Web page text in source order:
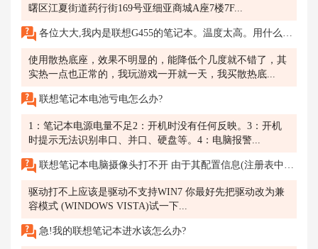
曙区江夏街道药行街169号亚细亚商城A座7楼7F...
各位大大,我内是联想G455的笔记本。温度太高。用什么散热板好啊。不能太贵的。
使用散热底座，效果不明显的，能降低个几度就不错了，其
实热一点也正常的，我玩游戏一开就一天，我买散热底...
联想笔记本电池亏电怎么办?
1：笔记本电源电量不足2：开机时没有任何反映。3：开机
时提示无法识别串口、并口、硬盘等。4：电脑报警...
联想笔记本电脑摄像头打不开 由于其配置信息(注册表中的)不完整或已破损找不到rehedit
驱动打不上应该是驱动不支持WIN7 你最好先把驱动改为兼
容模式 (WINDOWS VISTA)试一下...
急!我的联想笔记本进水该怎么办?